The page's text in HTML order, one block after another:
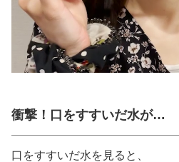
衝撃！口をすすいだ水が…
口をすすいだ水を見ると、